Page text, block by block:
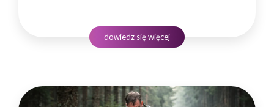
produktowej, lecz także rozwiniętych kompetencji
komunikacyjnych, empatii…
dowiedz się więcej